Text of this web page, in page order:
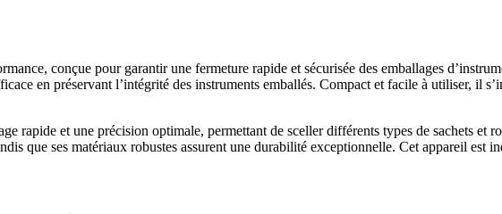
conçue pour garantir une fermeture rapide et sécurisée des emballages
en préservant l’intégrité des instruments emballés. Compact et facile à utiliser, il
rapide et une précision optimale, permettant de sceller différents types de sachets et
que ses matériaux robustes assurent une durabilité exceptionnelle. Cet appareil est